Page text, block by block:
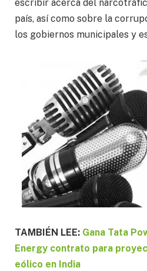
escribir acerca del
país, así como sobre la
los gobiernos municipales y
TAMBIÉN LEE: Gana Tata
Energy contrato para
eólico en India